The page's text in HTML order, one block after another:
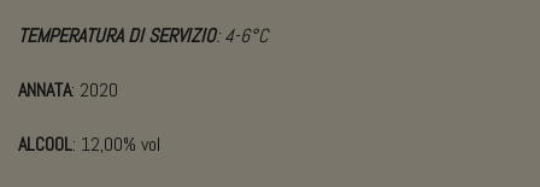
TEMPERATURA DI SERVIZIO: 4-6°C
ANNATA: 2020
ALCOOL: 12,00% vol